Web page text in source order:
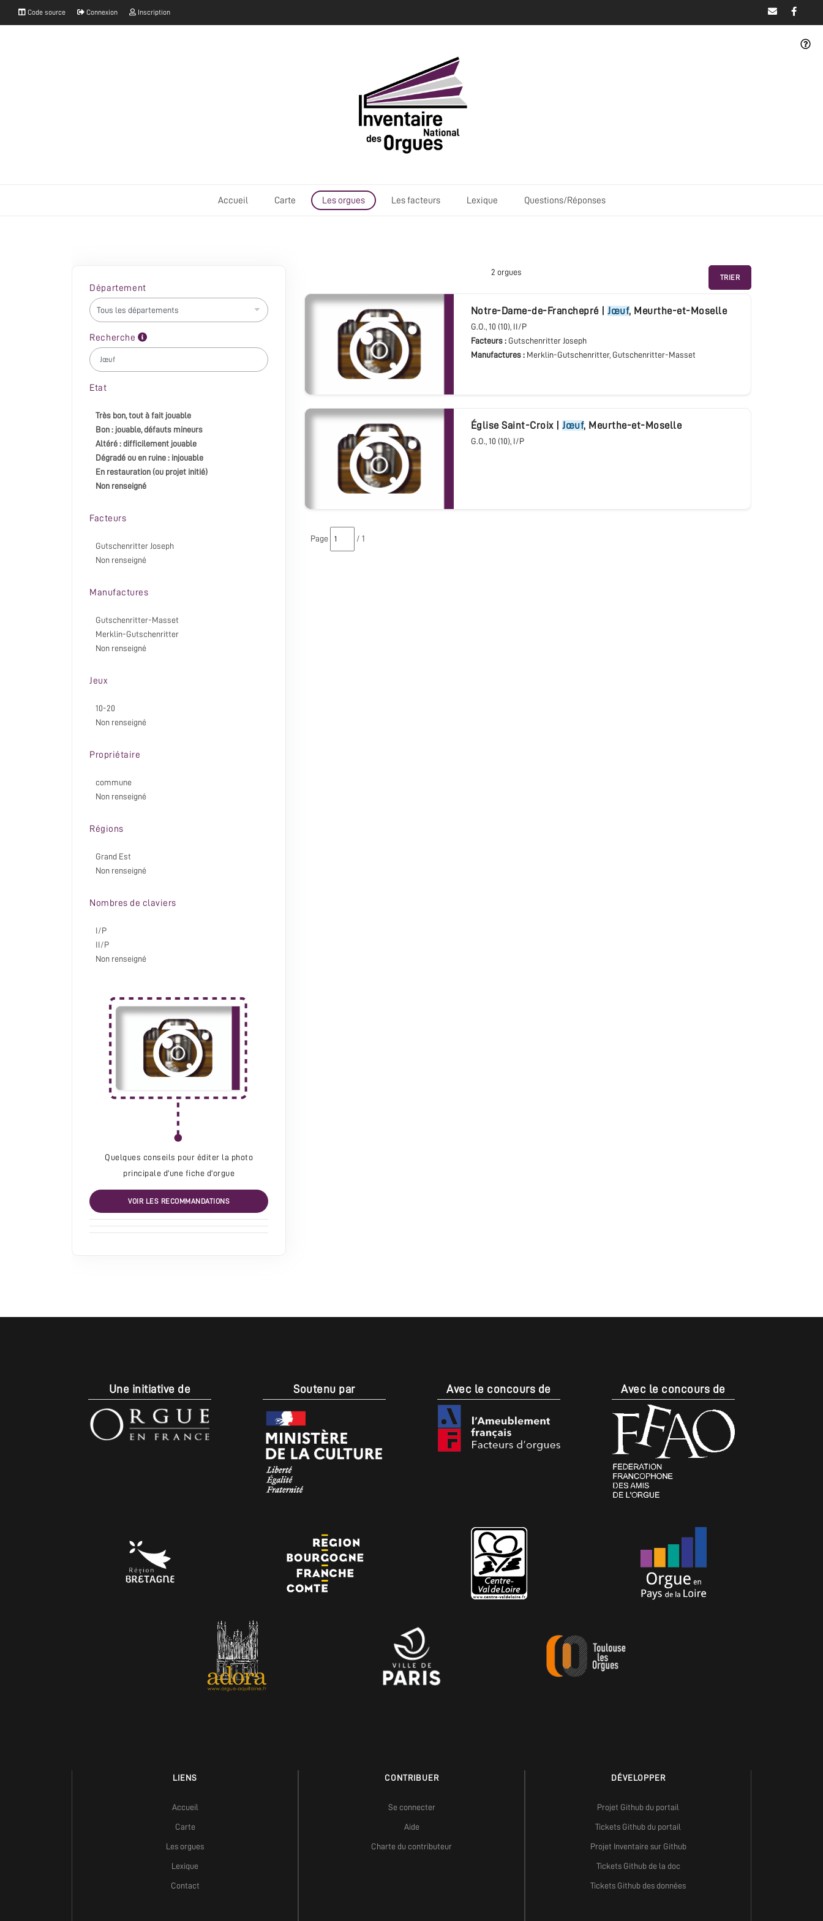
Code source Connexion Inscription
Accueil Carte Les orgues Les facteurs Lexique Questions/Réponses
Département
Recherche
Etat
Très bon, tout à fait jouable
Bon : jouable, défauts mineurs
Altéré : difficilement jouable
Dégradé ou en ruine : injouable
En restauration (ou projet initié)
Non renseigné
Facteurs
Gutschenritter Joseph
Non renseigné
Manufactures
Gutschenritter-Masset
Merklin-Gutschenritter
Non renseigné
Jeux
10-20
Non renseigné
Propriétaire
commune
Non renseigné
Régions
Grand Est
Non renseigné
Nombres de claviers
I/P
II/P
Non renseigné
Quelques conseils pour éditer la photo
principale d'une fiche d'orgue
VOIR LES RECOMMANDATIONS
TRIER
2 orgues
Notre-Dame-de-Franchepré|Jœuf, Meurthe-et-Moselle
G.O., 10 (10), II/P
Facteurs : Gutschenritter Joseph
Manufactures : Merklin-Gutschenritter, Gutschenritter-Masset
église Saint-Croix|Jœuf, Meurthe-et-Moselle
G.O., 10 (10), I/P
Page / 1
Une initiative de Soutenu par Avec le concours de Avec le concours de
LIENS
Accueil
Carte
Les orgues
Lexique
Contact
CONTRIBUER
Se connecter
Aide
Charte du contributeur
DÉVELOPPER
Projet Github du portail
Tickets Github du portail
Projet Inventaire sur Github
Tickets Github de la doc
Tickets Github des données